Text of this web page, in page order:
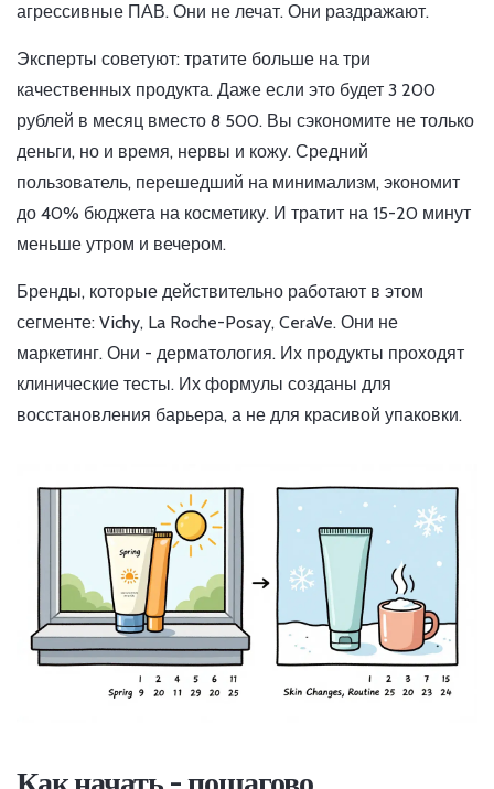
агрессивные ПАВ. Они не лечат. Они раздражают.
Эксперты советуют: тратите больше на три
качественных продукта. Даже если это будет 3 200
рублей в месяц вместо 8 500. Вы сэкономите не только
деньги, но и время, нервы и кожу. Средний
пользователь, перешедший на минимализм, экономит
до 40% бюджета на косметику. И тратит на 15-20 минут
меньше утром и вечером.
Бренды, которые действительно работают в этом
сегменте: Vichy, La Roche-Posay, CeraVe. Они не
маркетинг. Они - дерматология. Их продукты проходят
клинические тесты. Их формулы созданы для
восстановления барьера, а не для красивой упаковки.